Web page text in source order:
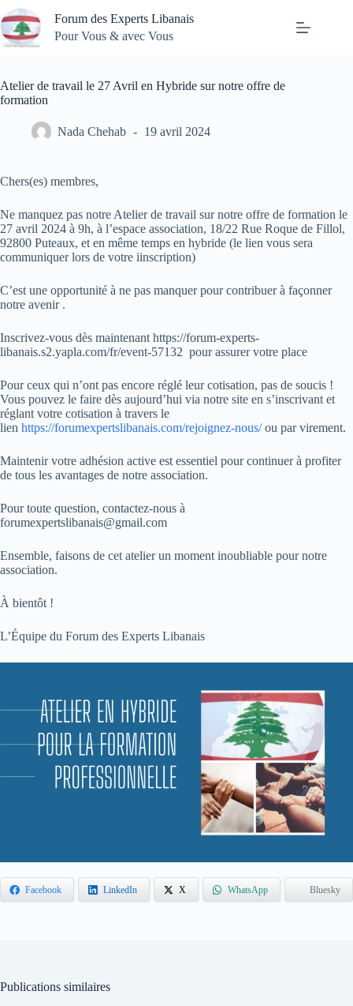
Passer
au
contenu
Forum des Experts Libanais
Pour Vous & avec Vous
Atelier de travail le 27 Avril en Hybride sur notre offre de
formation
Nada Chehab 19 avril 2024
Chers(es) membres,
Ne manquez pas notre Atelier de travail sur notre offre de formation le
27 avril 2024 à 9h, à l’espace association, 18/22 Rue Roque de Fillol,
92800 Puteaux, et en même temps en hybride (le lien vous sera
communiquer lors de votre iinscription)
C’est une opportunité à ne pas manquer pour contribuer à façonner
notre avenir .
Inscrivez-vous dès maintenant https://forum-experts-
libanais.s2.yapla.com/fr/event-57132 pour assurer votre place
Pour ceux qui n’ont pas encore réglé leur cotisation, pas de soucis !
Vous pouvez le faire dès aujourd’hui via notre site en s’inscrivant et
réglant votre cotisation à travers le
lien https://forumexpertslibanais.com/rejoignez-nous/ou par virement.
Maintenir votre adhésion active est essentiel pour continuer à profiter
de tous les avantages de notre association.
Pour toute question, contactez-nous à
forumexpertslibanais@gmail.com
Ensemble, faisons de cet atelier un moment inoubliable pour notre
association.
À bientôt !
L’Équipe du Forum des Experts Libanais
Facebook LinkedIn X WhatsApp Bluesky
Publications similaires